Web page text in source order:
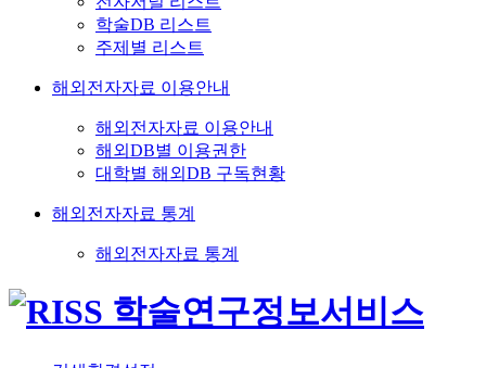
학술DB 리스트
주제별 리스트
해외전자자료 이용안내
해외전자자료 이용안내
해외DB별 이용권한
대학별 해외DB 구독현황
해외전자자료 통계
해외전자자료 통계